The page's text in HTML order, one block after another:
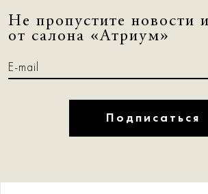
Не пропустите новости
от салона «Атриум»
Подписаться